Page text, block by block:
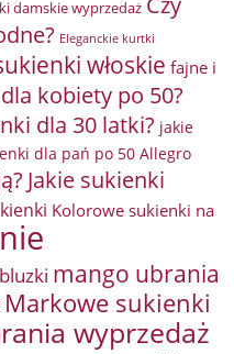
damskie wyprzedaż
Eleganckie kurtki
włoskie fajne i
kobiety po 50?
dla 30 latki? jakie
dla pań po 50 Allegro
Jakie sukienki
Kolorowe sukienki na
mango ubrania
Markowe sukienki
wyprzedaż